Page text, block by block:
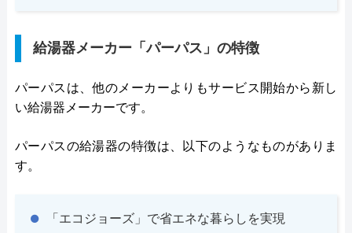
給湯器メーカー「パーパス」の特徴
パーパスは、他のメーカーよりもサービス開始から新し
い給湯器メーカーです。
パーパスの給湯器の特徴は、以下のようなものがありま
す。
「エコジョーズ」で省エネな暮らしを実現